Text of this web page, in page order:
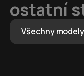
ostatní
Všechny modely